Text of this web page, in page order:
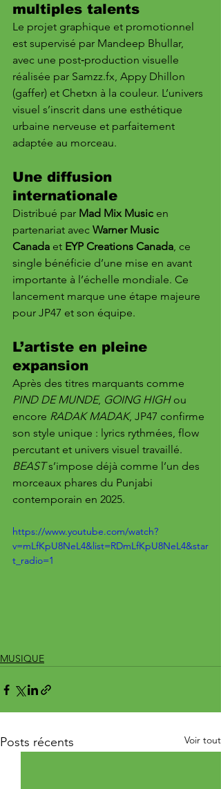
multiples talents
Le projet graphique et promotionnel
est supervisé par Mandeep Bhullar,
avec une post‑production visuelle
réalisée par Samzz.fx, Appy Dhillon
(gaffer) et Chetxn à la couleur. L’univers
visuel s’inscrit dans une esthétique
urbaine nerveuse et parfaitement
adaptée au morceau.
Une diffusion
internationale
Distribué par Mad Mix Music en
partenariat avec Warner Music
Canada et EYP Creations Canada , ce
single bénéficie d’une mise en avant
importante à l’échelle mondiale. Ce
lancement marque une étape majeure
pour JP47 et son équipe.
L’artiste en pleine
expansion
Après des titres marquants comme
PIND DE MUNDE, GOING HIGH ou
encore RADAK MADAK, JP47 confirme
son style unique : lyrics rythmées, flow
percutant et univers visuel travaillé.
BEAST s’impose déjà comme l’un des
morceaux phares du Punjabi
contemporain en 2025.
https://www.youtube.com/watch?
v=mLfKpU8NeL4&list=RDmLfKpU8NeL4&star
t_radio=1
MUSIQUE
Posts récents Voir tout